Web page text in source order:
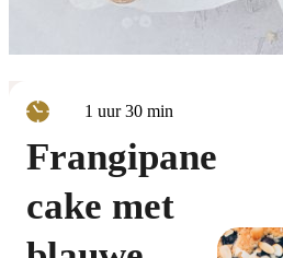
1 uur
uur 30minuten
min
Frangipane
cake met